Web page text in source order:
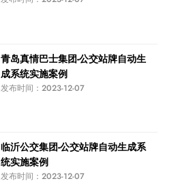
青岛真情巴士集团-公交站牌自动生
成系统实施案例
发布时间：2023-12-07
临沂公交集团-公交站牌自动生成系
统实施案例
发布时间：2023-12-07